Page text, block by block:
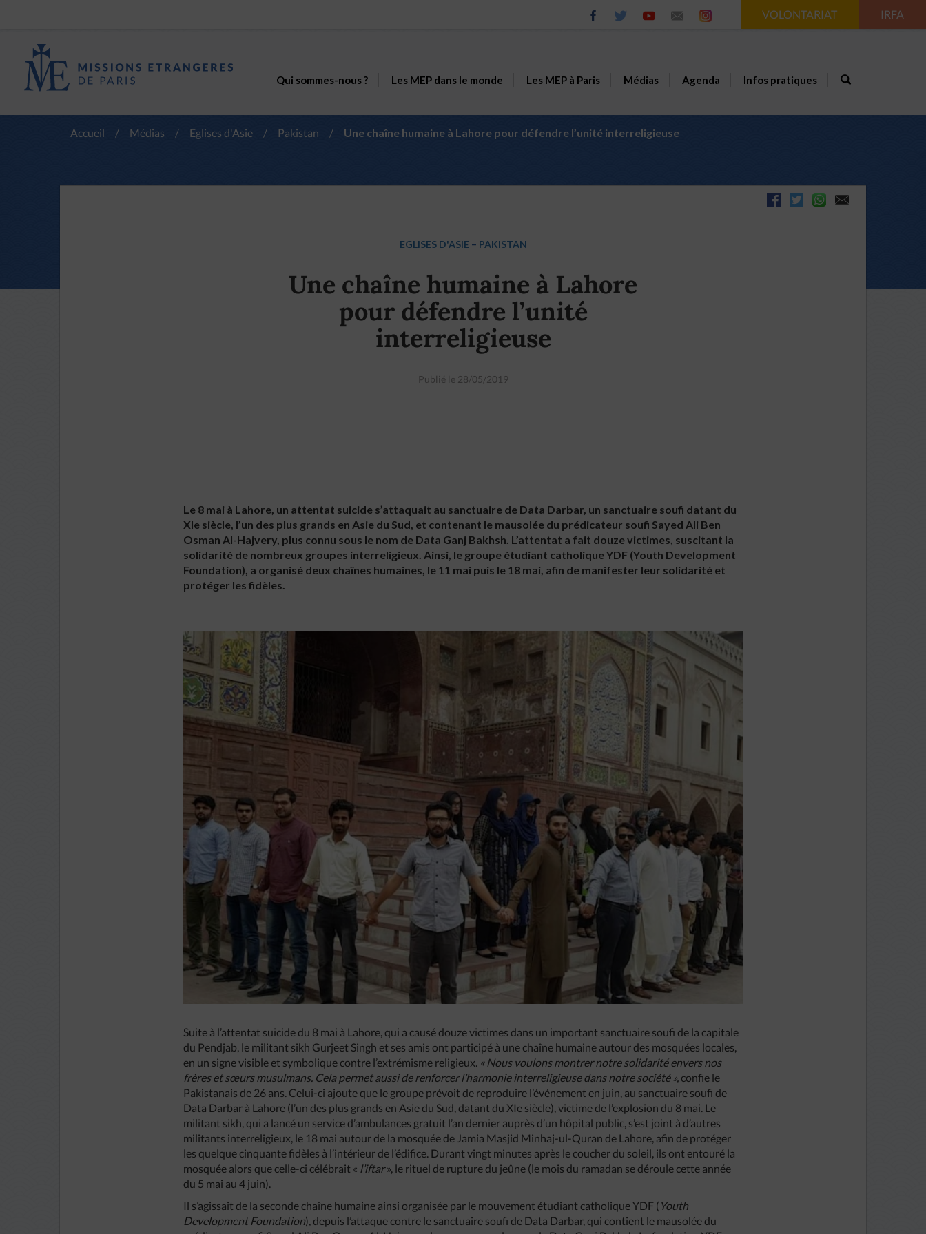
VOLONTARIAT IRFA
Qui sommes-nous ? Les MEP dans le monde Les MEP à Paris Médias Agenda Infos pratiques
Accueil / Médias / Eglises d'Asie / Pakistan / Une chaîne humaine à Lahore pour défendre l’unité interreligieuse
EGLISES D'ASIE – PAKISTAN
Une chaîne humaine à Lahore
pour défendre l’unité
interreligieuse
Publié le 28/05/2019
Le 8 mai à Lahore, un attentat suicide s’attaquait au sanctuaire de Data Darbar, un sanctuaire soufi datant du
XIe siècle, l’un des plus grands en Asie du Sud, et contenant le mausolée du prédicateur soufi Sayed Ali Ben
Osman Al-Hajvery, plus connu sous le nom de Data Ganj Bakhsh. L’attentat a fait douze victimes, suscitant la
solidarité de nombreux groupes interreligieux. Ainsi, le groupe étudiant catholique YDF (Youth Development
Foundation), a organisé deux chaînes humaines, le 11 mai puis le 18 mai, afin de manifester leur solidarité et
protéger les fidèles.
Suite à l’attentat suicide du 8 mai à Lahore, qui a causé douze victimes dans un important sanctuaire soufi de la capitale
du Pendjab, le militant sikh Gurjeet Singh et ses amis ont participé à une chaîne humaine autour des mosquées locales,
en un signe visible et symbolique contre l’extrémisme religieux. « Nous voulons montrer notre solidarité envers nos
frères et sœurs musulmans. Cela permet aussi de renforcer l’harmonie interreligieuse dans notre société », confie le
Pakistanais de 26 ans. Celui-ci ajoute que le groupe prévoit de reproduire l’événement en juin, au sanctuaire soufi de
Data Darbar à Lahore (l’un des plus grands en Asie du Sud, datant du XIe siècle), victime de l’explosion du 8 mai. Le
militant sikh, qui a lancé un service d’ambulances gratuit l’an dernier auprès d’un hôpital public, s’est joint à d’autres
militants interreligieux, le 18 mai autour de la mosquée de Jamia Masjid Minhaj-ul-Quran de Lahore, afin de protéger
les quelque cinquante fidèles à l’intérieur de l’édifice. Durant vingt minutes après le coucher du soleil, ils ont entouré la
mosquée alors que celle-ci célébrait « l’iftar», le rituel de rupture du jeûne (le mois du ramadan se déroule cette année
du 5 mai au 4 juin).
Il s’agissait de la seconde chaîne humaine ainsi organisée par le mouvement étudiant catholique YDF ( Youth
Development Foundation), depuis l’attaque contre le sanctuaire soufi de Data Darbar, qui contient le mausolée du